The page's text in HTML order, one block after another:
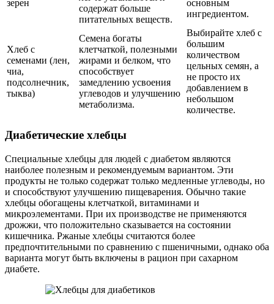
зерен
содержат больше
питательных веществ.
основным
ингредиентом.
Хлеб с
семенами (лен,
чиа,
подсолнечник,
тыква)
Семена богаты
клетчаткой, полезными
жирами и белком, что
способствует
замедлению усвоения
углеводов и улучшению
метаболизма.
Выбирайте хлеб с
большим
количеством
цельных семян, а
не просто их
добавлением в
небольшом
количестве.
Диабетические хлебцы
Специальные хлебцы для людей с диабетом являются
наиболее полезным и рекомендуемым вариантом. Эти
продукты не только содержат только медленные углеводы, но
и способствуют улучшению пищеварения. Обычно такие
хлебцы обогащены клетчаткой, витаминами и
микроэлементами. При их производстве не применяются
дрожжи, что положительно сказывается на состоянии
кишечника. Ржаные хлебцы считаются более
предпочтительными по сравнению с пшеничными, однако оба
варианта могут быть включены в рацион при сахарном
диабете.